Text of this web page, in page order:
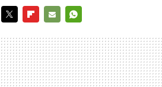
MAIL